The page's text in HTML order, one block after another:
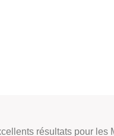
résultats pour les